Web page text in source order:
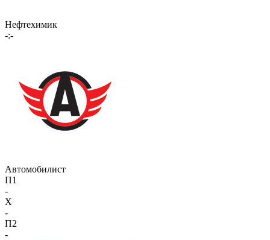
Нефтехимик
-:-
Автомобилист
П1
-
X
-
П2
-